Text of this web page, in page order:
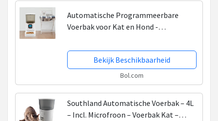
Automatische Programmeerbare
Voerbak voor Kat en Hond -
- Voederapparaat
Bekijk Beschikbaarheid
Bol.com
Southland Automatische Voerbak – 4L
– Incl. Microfroon – Voerbak Kat –